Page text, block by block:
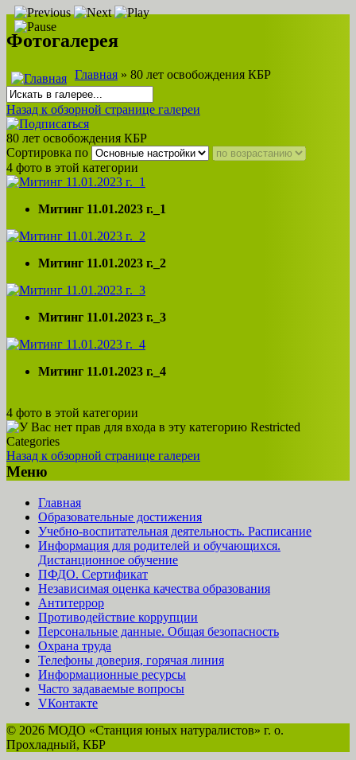
Фотогалерея
Главная » 80 лет освобождения КБР
Назад к обзорной странице галереи
80 лет освобождения КБР
Сортировка по
4 фото в этой категории
Митинг 11.01.2023 г._1
Митинг 11.01.2023 г._2
Митинг 11.01.2023 г._3
Митинг 11.01.2023 г._4
4 фото в этой категории
Restricted
Categories
Назад к обзорной странице галереи
Меню
Главная
Образовательные достижения
Учебно-воспитательная деятельность. Расписание
Информация для родителей и обучающихся.
Дистанционное обучение
ПФДО. Сертификат
Независимая оценка качества образования
Антитеррор
Противодействие коррупции
Персональные данные. Общая безопасность
Охрана труда
Телефоны доверия, горячая линия
Информационные ресурсы
Часто задаваемые вопросы
VКонтакте
© 2026 МОДО «Станция юных натуралистов» г. о.
Прохладный, КБР